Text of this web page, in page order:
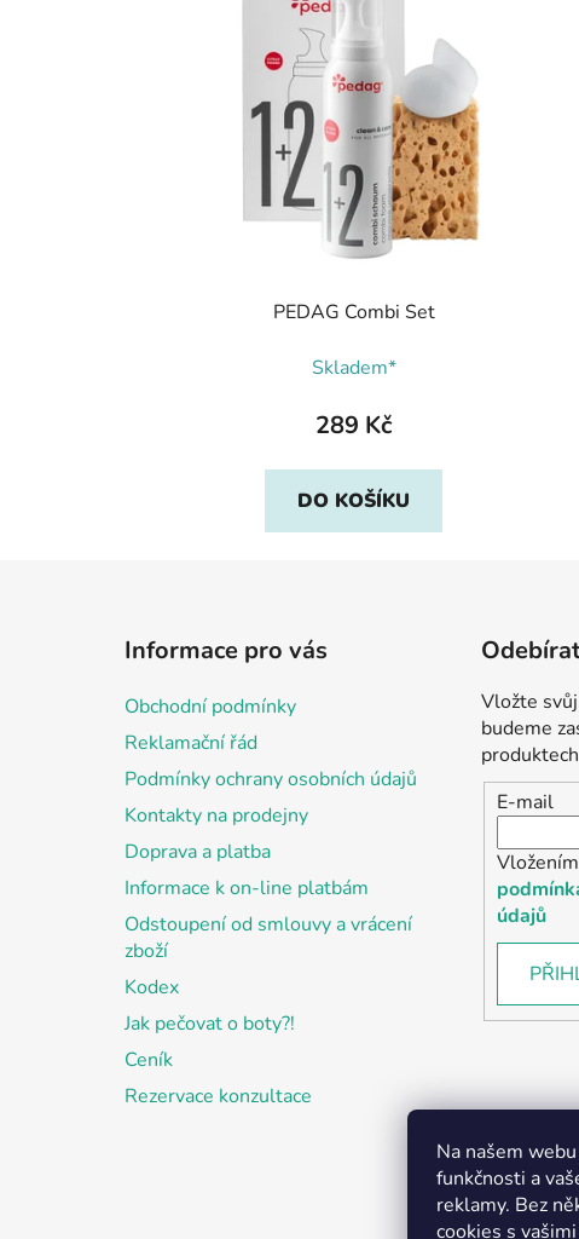
Na našem
funkčnosti a
reklamy. Bez
cookies s
PEDAG Combi Set
Skladem*
289 Kč
DO KOŠÍKU
Informace pro vás
Obchodní podmínky
Reklamační řád
Podmínky ochrany osobních údajů
Kontakty na prodejny
Doprava a platba
Informace k on-line platbám
Odstoupení od smlouvy a vrácení
zboží
Kodex
Jak pečovat o boty?!
Ceník
Rezervace konzultace
Vložte
budeme
E-mail
údajů